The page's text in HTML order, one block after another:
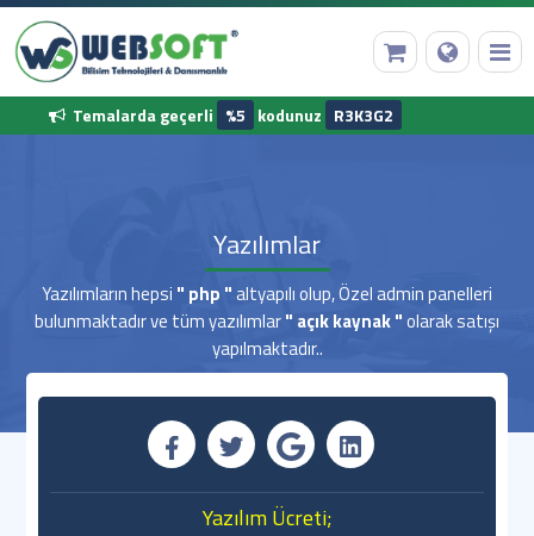
Temalarda geçerli %5 kodunuz R3K3G2
Yazılımlar
Yazılımların hepsi " php "altyapılı olup, Özel admin panelleri
bulunmaktadır ve tüm yazılımlar" açık kaynak "olarak satışı
yapılmaktadır..
Yazılım Ücreti;
Web Hosting
Hazır Yazılımlar
Diğer Hizmetler
Kurumsal Bilgilerimiz